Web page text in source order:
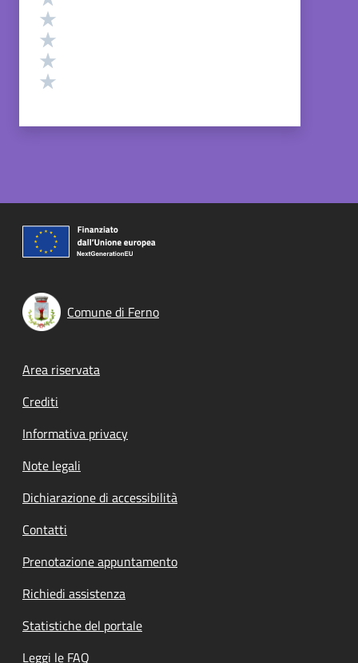
Comune di Ferno
Footer menu
Area riservata
Crediti
Informativa privacy
Note legali
Dichiarazione di accessibilità
Contatti
Prenotazione appuntamento
Richiedi assistenza
Statistiche del portale
Leggi le FAQ